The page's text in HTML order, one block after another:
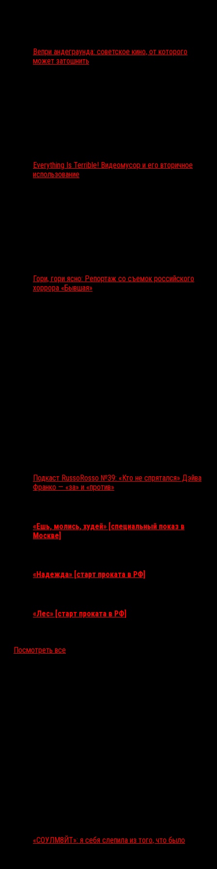
Вепри андеграунда: советское кино, от которого
может затошнить
Everything Is Terrible! Видеомусор и его вторичное
использование
Гори, гори ясно: Репортаж со съемок российского
хоррора «Бывшая»
Подкаст RussoRosso №39: «Кто не спрятался» Дэйва
Франко — «за» и «против»
«Ешь, молись, худей» [специальный показ в
Москве]
«Надежда» [старт проката в РФ]
«Лес» [старт проката в РФ]
Посмотреть все
«СОУЛМ8ЙТ»: я себя слепила из того, что было